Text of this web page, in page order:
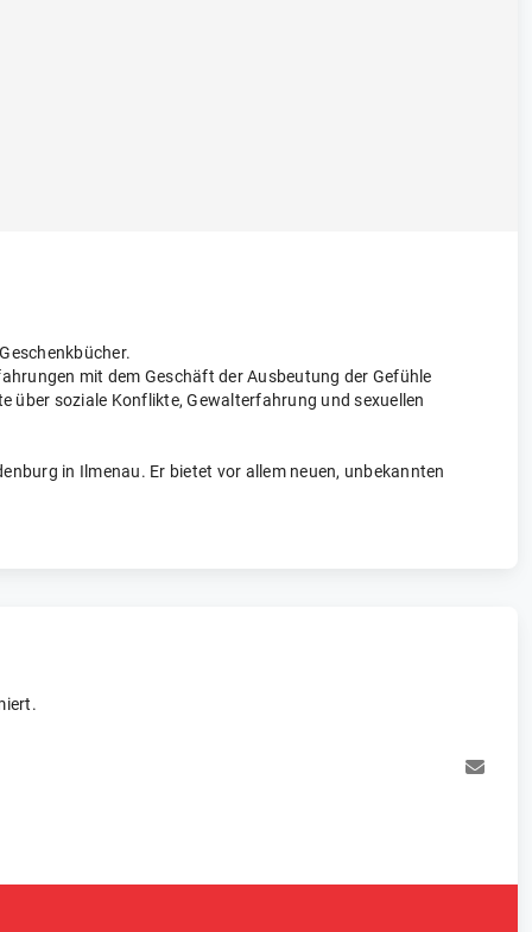
mit dem Geschäft der Ausbeutung der Gefühle
über soziale Konflikte, Gewalterfahrung und sexuellen
in Ilmenau. Er bietet vor allem neuen, unbekannten